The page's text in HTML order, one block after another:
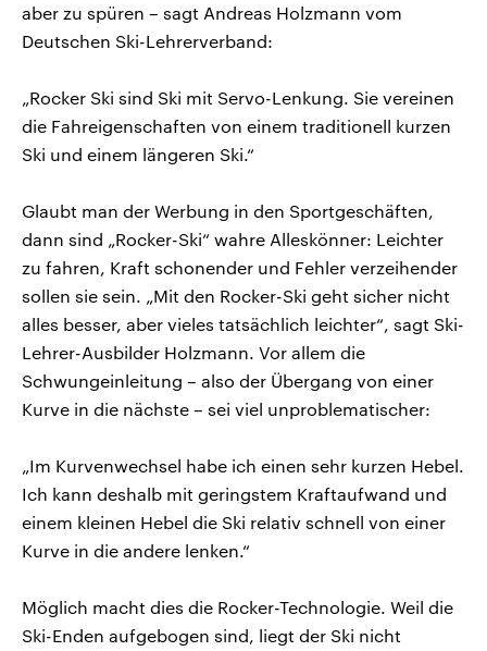
aber zu spüren – sagt Andreas Holzmann vom
Deutschen Ski-Lehrerverband:
„Rocker Ski sind Ski mit Servo-Lenkung. Sie vereinen
die Fahreigenschaften von einem traditionell kurzen
Ski und einem längeren Ski.“
Glaubt man der Werbung in den Sportgeschäften,
dann sind „Rocker-Ski“ wahre Alleskönner: Leichter
zu fahren, Kraft schonender und Fehler verzeihender
sollen sie sein. „Mit den Rocker-Ski geht sicher nicht
alles besser, aber vieles tatsächlich leichter“, sagt Ski-
Lehrer-Ausbilder Holzmann. Vor allem die
Schwungeinleitung – also der Übergang von einer
Kurve in die nächste – sei viel unproblematischer:
„Im Kurvenwechsel habe ich einen sehr kurzen Hebel.
Ich kann deshalb mit geringstem Kraftaufwand und
einem kleinen Hebel die Ski relativ schnell von einer
Kurve in die andere lenken.“
Möglich macht dies die Rocker-Technologie. Weil die
Ski-Enden aufgebogen sind, liegt der Ski nicht